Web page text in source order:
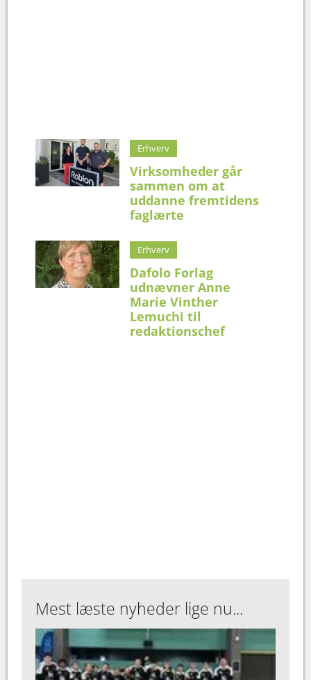
Erhverv
Virksomheder går
sammen om at
uddanne fremtidens
faglærte
Erhverv
Dafolo Forlag
udnævner Anne
Marie Vinther
Lemuchi til
redaktionschef
Mest læste nyheder lige nu...